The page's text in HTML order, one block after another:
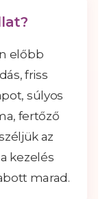
előbb
friss
súlyos
fertőző
az
kezelés
marad.